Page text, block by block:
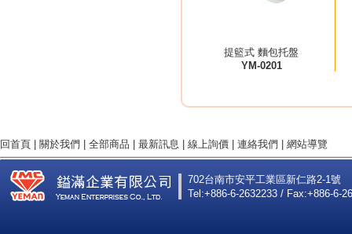
提籃式 麵包托盤
YM-0201
回首頁 關於我們 全部商品 最新訊息 線上詢價 連絡我們 網站導覽
702台南市安平工業區新仁路2-1號
Tel:+886-6-2632233 / Fax:+886-6-